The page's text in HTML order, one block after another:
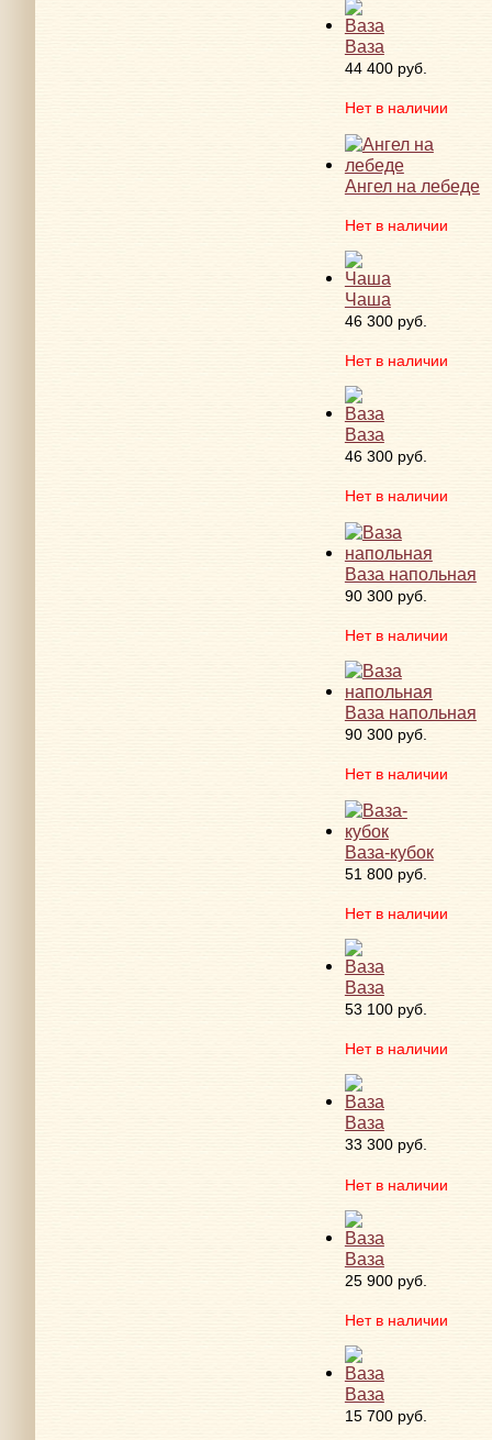
Ваза
44 400 руб.
Нет в наличии
Ангел на лебеде
Нет в наличии
Чаша
46 300 руб.
Нет в наличии
Ваза
46 300 руб.
Нет в наличии
Ваза напольная
90 300 руб.
Нет в наличии
Ваза напольная
90 300 руб.
Нет в наличии
Ваза-кубок
51 800 руб.
Нет в наличии
Ваза
53 100 руб.
Нет в наличии
Ваза
33 300 руб.
Нет в наличии
Ваза
25 900 руб.
Нет в наличии
Ваза
15 700 руб.